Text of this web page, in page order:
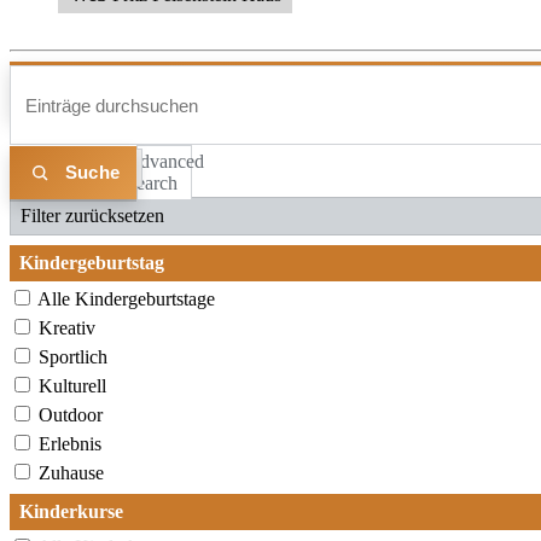
Advanced
Search
Liste Karte
Filter zurücksetzen
Kindergeburtstag
Alle Kindergeburtstage
Kreativ
Sportlich
Kulturell
Outdoor
Erlebnis
Zuhause
Kinderkurse